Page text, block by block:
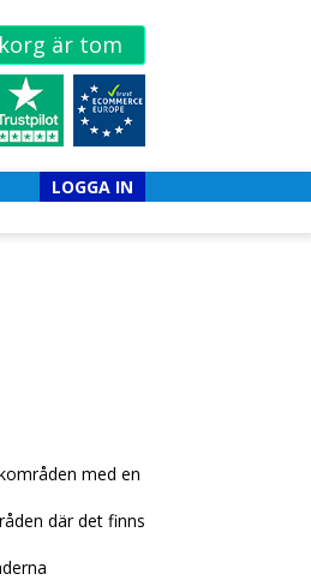
är tom
LOGGA IN
med en
där det finns